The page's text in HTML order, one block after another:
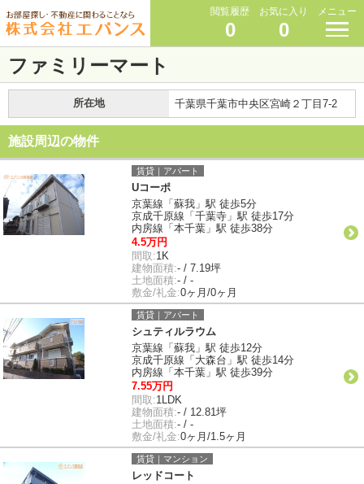
閲覧履歴
0
お気に入り
0
メニュー
ファミリーマート
所在地 千葉県千葉市中央区宮崎２丁目7-2
施設周辺の物件
賃貸｜アパート
Uコーポ
京葉線「蘇我」駅 徒歩5分
京成千原線「千葉寺」駅 徒歩17分
内房線「本千葉」駅 徒歩38分
4.5万円
間取:1K
建物面積:- / 7.19坪
土地面積:- / -
敷金/礼金:0ヶ月/0ヶ月
賃貸｜アパート
シュティルラウム
京葉線「蘇我」駅 徒歩12分
京成千原線「大森台」駅 徒歩14分
内房線「本千葉」駅 徒歩39分
7.55万円
間取:1LDK
建物面積:- / 12.81坪
土地面積:- / -
敷金/礼金:0ヶ月/1.5ヶ月
賃貸｜マンション
レッドコート